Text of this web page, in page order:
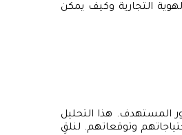
التجارية وكيف يمكن
المستهدف. هذا التحليل
وتوقعاتهم. لنلقِ